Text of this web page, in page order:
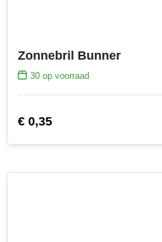
Zonnebril Bunner
30op voorraad
€ 0,35